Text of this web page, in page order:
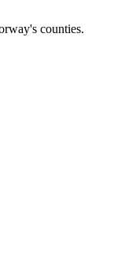
counties.